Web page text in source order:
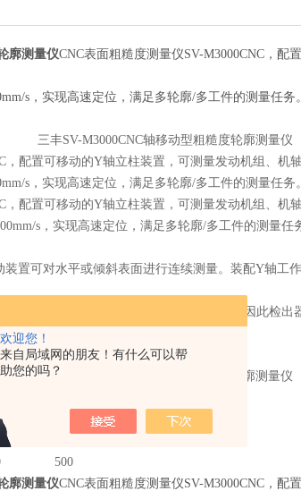
欢迎您！
来自局域网的朋友！有什么可以帮
助您的吗？
廓测量仪CNC表面粗糙度测量仪SV-M3000CNC，
s，实现高速定位，满足多轮廓/多工件的测量任
，配置可移动的Y轴立柱装置，可测量发动机组、机
s，实现高速定位，满足多轮廓/多工件的测量任务。
，配置可移动的Y轴立柱装置，可测量发动机组、机
s，实现高速定位，满足多轮廓/多工件的测量
置可对水平或倾斜表面进行连续测量。装配Y轴工
测力。Z1轴检出器包含一个防撞安全装置，因此检
实现双向通信（RS-232C）。
范围(mm) Z2轴行程范围(mm)
500
廓测量仪CNC表面粗糙度测量仪SV-M3000CNC，